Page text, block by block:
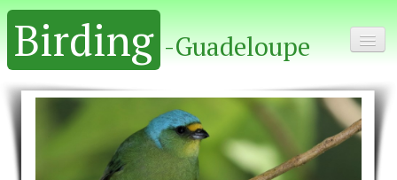
Birding -Guadeloupe
Home - Accueil
Album